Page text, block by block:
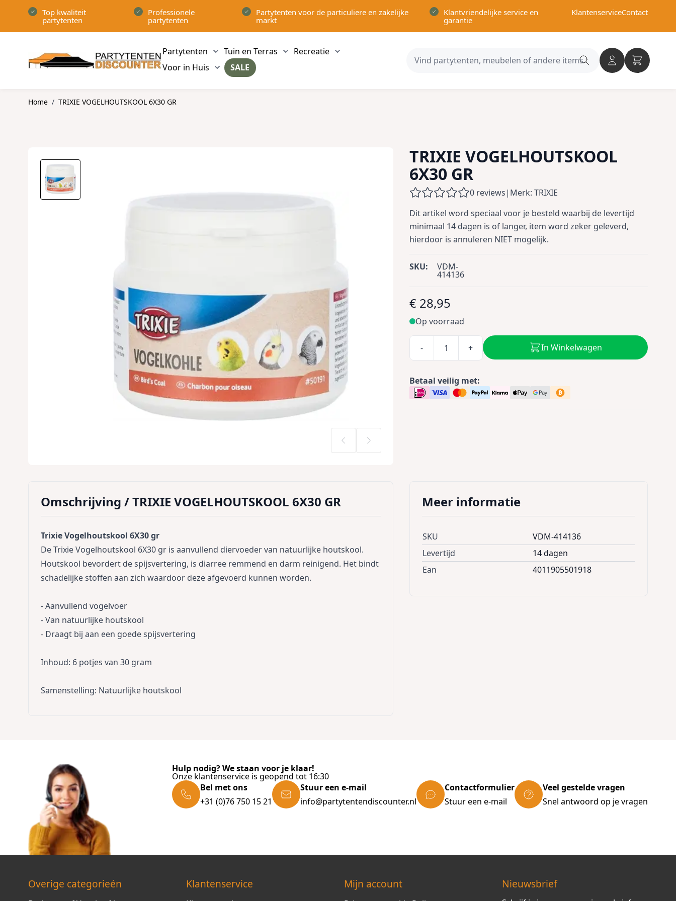
Top kwaliteit
partytenten
Professionele
partytenten
Partytenten voor de particuliere en zakelijke
markt
Klantvriendelijke service en
garantie
KlantenserviceContact
Partytenten
Show submenu for Partytenten category
Tuin en Terras
Show submenu for Tuin en Terras category
Recreatie
Show submenu for Recreatie category
Voor in Huis
Show submenu for Voor in Huis category
SALE
Search
Home / TRIXIE VOGELHOUTSKOOL 6X30 GR
TRIXIE VOGELHOUTSKOOL
6X30 GR
0 reviews| Merk: TRIXIE
Dit artikel word speciaal voor je besteld waarbij de levertijd
minimaal 14 dagen is of langer, item word zeker geleverd,
hierdoor is annuleren NIET mogelijk.
SKU: VDM-
414136
€ 28,95
Op voorraad
- + In Winkelwagen
Betaal veilig met:
Omschrijving /TRIXIE VOGELHOUTSKOOL 6X30 GR
Trixie Vogelhoutskool 6X30 gr
De Trixie Vogelhoutskool 6X30 gr is aanvullend diervoeder van natuurlijke houtskool.
Houtskool bevordert de spijsvertering, is diarree remmend en darm reinigend. Het bindt
schadelijke stoffen aan zich waardoor deze afgevoerd kunnen worden.
- Aanvullend vogelvoer
- Van natuurlijke houtskool
- Draagt bij aan een goede spijsvertering
Inhoud: 6 potjes van 30 gram
Samenstelling: Natuurlijke houtskool
Meer informatie
SKU
VDM-414136
Levertijd
14 dagen
Ean
4011905501918
Hulp nodig? We staan voor je klaar!
Onze klantenservice is geopend tot 16:30
Bel met ons
+31 (0)76 750 15 21
Stuur een e-mail
info@partytentendiscounter.nl
Contactformulier
Stuur een e-mail
Veel gestelde vragen
Snel antwoord op je vragen
Overige categorieén Klantenservice Mijn account Nieuwsbrief